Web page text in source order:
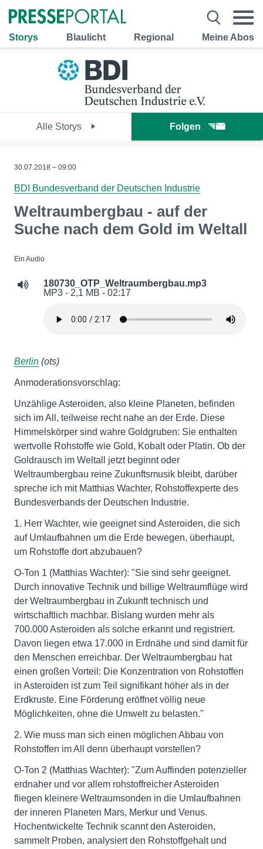
Storys Blaulicht Regional Meine Abos
Alle Storys Folgen
30.07.2018 – 09:00
BDI Bundesverband der Deutschen Industrie
Weltraumbergbau - auf der
Suche nach dem Gold im Weltall
Ein Audio
180730_OTP_Weltraumbergbau.mp3
MP3 - 2,1 MB - 02:17
Berlin (ots)
Anmoderationsvorschlag:
Unzählige Asteroiden, also kleine Planeten, befinden
sich im All, teilweise recht nahe an der Erde. Diese
Himmelskörper sind wahre Goldgruben: Sie enthalten
wertvolle Rohstoffe wie Gold, Kobalt oder Platin. Ob der
Goldrausch im Weltall jetzt beginnt oder
Weltraumbergbau reine Zukunftsmusik bleibt, darüber
spreche ich mit Matthias Wachter, Rohstoffexperte des
Bundesverbands der Deutschen Industrie.
1. Herr Wachter, wie geeignet sind Asteroiden, die sich
auf Umlaufbahnen um die Erde bewegen, überhaupt,
um Rohstoffe dort abzubauen?
O-Ton 1 (Matthias Wachter): "Sie sind sehr geeignet.
Durch innovative Technik und billige Weltraumflüge wird
der Weltraumbergbau in Zukunft technisch und
wirtschaftlich machbar. Bislang wurden mehr als
700.000 Asteroiden als solche erkannt und registriert.
Davon liegen etwa 17.000 in Erdnähe und sind damit für
den Menschen erreichbar. Der Weltraumbergbau hat
einen großen Vorteil: Die Konzentration von Rohstoffen
in Asteroiden ist zum Teil signifikant höher als in der
Erdkruste. Eine Förderung eröffnet völlig neue
Möglichkeiten, ohne die Umwelt zu belasten."
2. Wie muss man sich einen möglichen Abbau von
Rohstoffen im All denn überhaupt vorstellen?
O-Ton 2 (Matthias Wachter): "Zum Auffinden potenzieller
erdnaher und vor allem rohstoffreicher Asteroiden
fliegen kleinere Weltraumsonden in die Umlaufbahnen
der inneren Planeten Mars, Merkur und Venus.
Hochentwickelte Technik scannt den Asteroiden,
sammelt Proben, analysiert den Rohstoffgehalt und